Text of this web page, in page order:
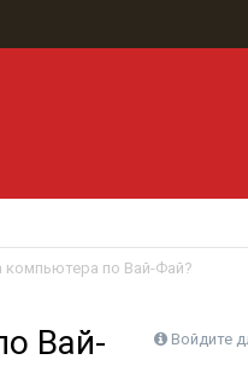
компьютера по Вай-Фай?
Войдите
Вай-